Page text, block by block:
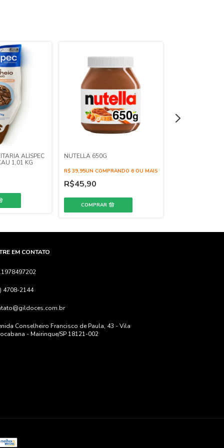
ALISPEC
1,01 KG
NUTELLA 650G
R$ 39,95UN COMPRANDO 6 OU MAIS
R$45,90
EM CONTATO
4708-2144
Conselheiro Francisco de Paula, 43 - Vila
- Mairinque/SP 18121-002